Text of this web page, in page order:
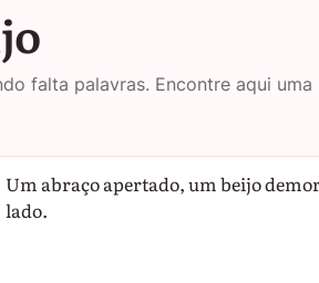
falta palavras. Encontre aqui
Um abraço apertado, um beijo
lado.